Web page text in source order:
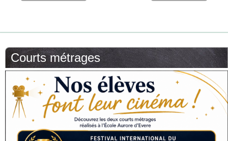
Courts métrages